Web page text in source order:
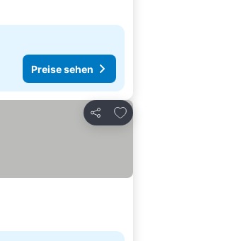
Preise sehen
Teilen
Zu Favoriten hinzufügen